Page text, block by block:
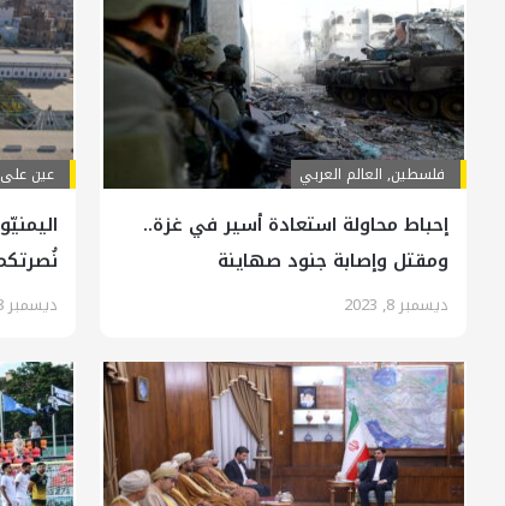
فلسطين, العالم العربي
إحباط محاولة استعادة أسير في غزة..
ومقتل وإصابة جنود صهاينة
ديسمبر 8, 2023
عين
ديسمبر 8, 2023